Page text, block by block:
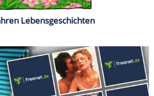
Lebensgeschichten